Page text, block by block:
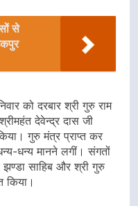
से
को दरबार श्री गुरु राम
देवेन्द्र दास जी
गुरु मंत्र प्राप्त कर
धन्य मानने लगीं। संगतों
साहिब और श्री गुरु
किया।